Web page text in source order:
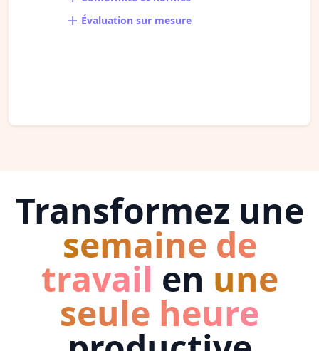
Évaluation sur mesure
Transformez une
semaine de
travail en une
seule heure